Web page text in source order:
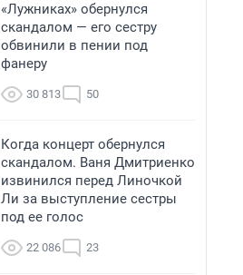
«Лужниках» обернулся
скандалом — его сестру
обвинили в пении под
фанеру
30 813 50
Когда концерт обернулся
скандалом. Ваня Дмитриенко
извинился перед Линочкой
Ли за выступление сестры
под ее голос
22 086 23